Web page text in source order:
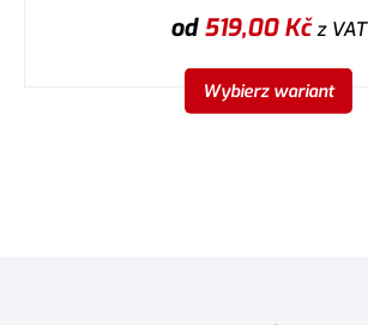
od519,00Kčz VAT
Wybierz wariant